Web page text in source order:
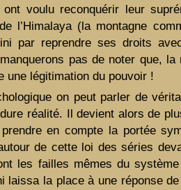
ont voulu reconquérir leur
l’Himalaya (la montagne
par reprendre ses droits
pas de noter que,
une légitimation du pouvoir !
on peut parler de
réalité. Il devient alors de
en compte la portée
de cette loi des séries
les failles mêmes du
laissa la place à une réponse